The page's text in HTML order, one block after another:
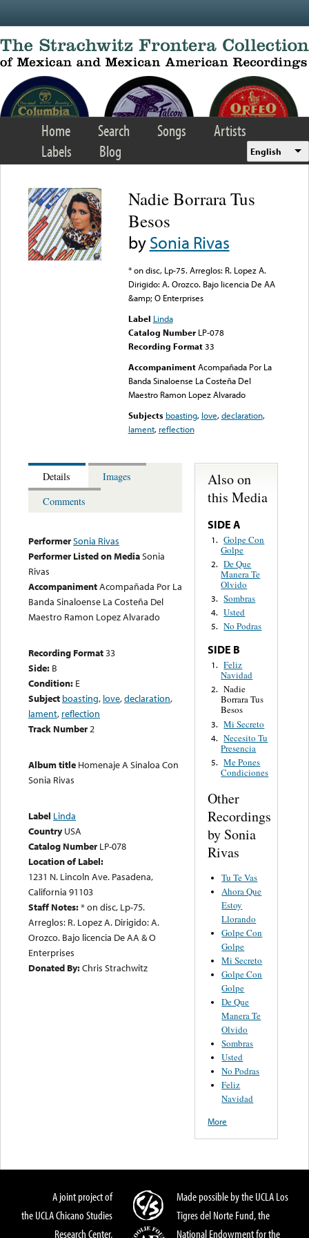
Home Search Songs
Artists
Labels
Blog English
Nadie Borrara Tus
Besos
bySonia Rivas
* on disc, Lp-75. Arreglos: R. Lopez A.
Dirigido: A. Orozco. Bajo licencia De AA
&amp; O Enterprises
Label Linda
Catalog Number LP-078
Recording Format33
Accompaniment Acompañada Por La
Banda Sinaloense La Costeña Del
Maestro Ramon Lopez Alvarado
Subjects boasting, love,declaration,
lament, reflection
Details
Images
Comments
PerformerSonia Rivas
Performer Listed on MediaSonia
Rivas
AccompanimentAcompañada Por La
Banda Sinaloense La Costeña Del
Maestro Ramon Lopez Alvarado
Recording Format33
Side: B
Condition: E
Subject boasting, love,declaration,
lament, reflection
Track Number2
Album title Homenaje A Sinaloa Con
Sonia Rivas
Label Linda
Country USA
Catalog Number LP-078
Location of Label:
1231 N. Lincoln Ave. Pasadena,
California 91103
Staff Notes:* on disc, Lp-75.
Arreglos: R. Lopez A. Dirigido: A.
Orozco. Bajo licencia De AA & O
Enterprises
Donated By:Chris Strachwitz
Also on
this Media
SIDE A
1. Golpe Con
Golpe
2. De Que
Manera Te
Olvido
3. Sombras
4. Usted
5. No Podras
SIDE B
1. Feliz
Navidad
2. Nadie
Borrara Tus
Besos
3. Mi Secreto
4. Necesito Tu
Presencia
5. Me Pones
Condiciones
Other
Recordings
by Sonia
Rivas
Tu Te Vas
Ahora Que
Estoy
Llorando
Golpe Con
Golpe
Mi Secreto
Golpe Con
Golpe
De Que
Manera Te
Olvido
Sombras
Usted
No Podras
Feliz
Navidad
More
A joint project of
the UCLA Chicano Studies
Research Center,
Made possible by the UCLA Los
Tigres del Norte Fund, the
National Endowment for the